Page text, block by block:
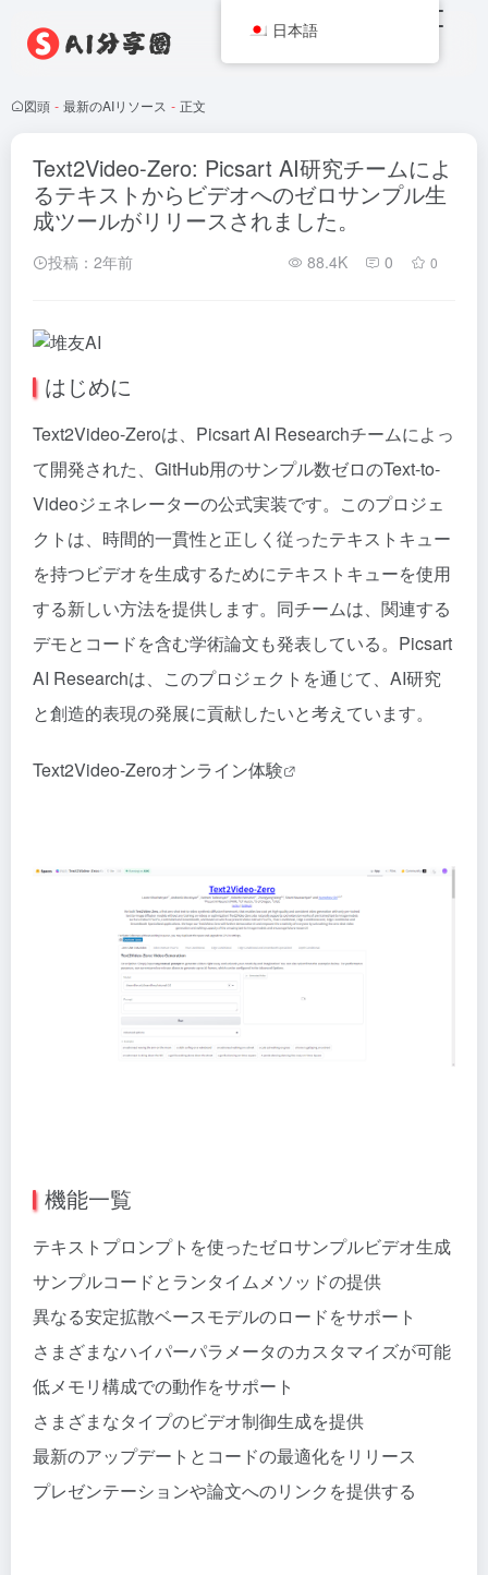
図頭 - 最新のAIリソース - 正文
Text2Video-Zero: Picsart AI研究チームによ
るテキストからビデオへのゼロサンプル生
成ツールがリリースされました。
投稿：2年前 88.4K 0 0
はじめに
Text2Video-Zeroは、Picsart AI Researchチームによっ
て開発された、GitHub用のサンプル数ゼロのText-to-
Videoジェネレーターの公式実装です。このプロジェ
クトは、時間的一貫性と正しく従ったテキストキュー
を持つビデオを生成するためにテキストキューを使用
する新しい方法を提供します。同チームは、関連する
デモとコードを含む学術論文も発表している。Picsart
AI Researchは、このプロジェクトを通じて、AI研究
と創造的表現の発展に貢献したいと考えています。
Text2Video-Zeroオンライン体験
機能一覧
テキストプロンプトを使ったゼロサンプルビデオ生成
サンプルコードとランタイムメソッドの提供
異なる安定拡散ベースモデルのロードをサポート
さまざまなハイパーパラメータのカスタマイズが可能
低メモリ構成での動作をサポート
さまざまなタイプのビデオ制御生成を提供
最新のアップデートとコードの最適化をリリース
プレゼンテーションや論文へのリンクを提供する
日本語